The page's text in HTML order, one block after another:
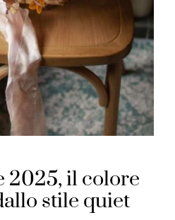
2025, il colore
stile quiet